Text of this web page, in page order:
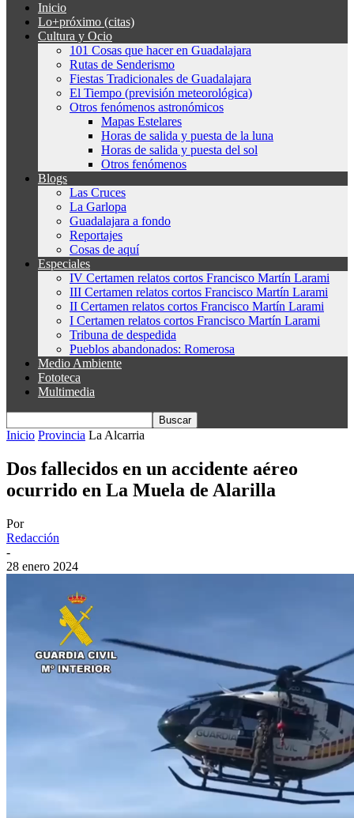
Inicio
Lo+próximo (citas)
Cultura y Ocio
101 Cosas que hacer en Guadalajara
Rutas de Senderismo
Fiestas Tradicionales de Guadalajara
El Tiempo (previsión meteorológica)
Otros fenómenos astronómicos
Mapas Estelares
Horas de salida y puesta de la luna
Horas de salida y puesta del sol
Otros fenómenos
Blogs
Las Cruces
La Garlopa
Guadalajara a fondo
Reportajes
Cosas de aquí
Especiales
IV Certamen relatos cortos Francisco Martín Larami
III Certamen relatos cortos Francisco Martín Larami
II Certamen relatos cortos Francisco Martín Larami
I Certamen relatos cortos Francisco Martín Larami
Tribuna de despedida
Pueblos abandonados: Romerosa
Medio Ambiente
Fototeca
Multimedia
Inicio Provincia La Alcarria
Dos fallecidos en un accidente aéreo
ocurrido en La Muela de Alarilla
Por
Redacción
-
28 enero 2024